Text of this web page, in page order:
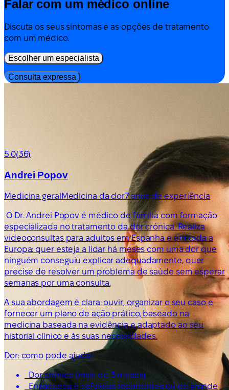
Falar com um médico online
Discuta os seus sintomas e as opções de tratamento
com um médico.
Escolher um especialista
Consulta expressa
5.0(36)
Andrei Popov
Medicina geralMedicina da dor7 anos de experiência
O Dr. Andrei Popov é médico de família com formação
especializada no tratamento da dor crónica. Realiza
videoconsultas para adultos em Espanha e em toda a
Europa: quer esteja a lidar há meses com uma dor que
ninguém conseguiu explicar adequadamente, quer
precise de resolver um problema de saúde sem esperar
semanas por uma consulta.
A sua abordagem é clara: ouvir, organizar o seu caso e
fornecer um plano de ação prático, baseado na
medicina baseada na evidência e adaptado ao seu
historial clínico e às suas necessidades.
Dor: como pode ajudar
Dor crónica (mais de 3 meses)
Enxaqueca e cefaleias recorrentes ou de grande